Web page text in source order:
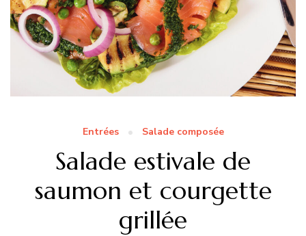
Entrées Salade composée
Salade estivale de
saumon et courgette
grillée